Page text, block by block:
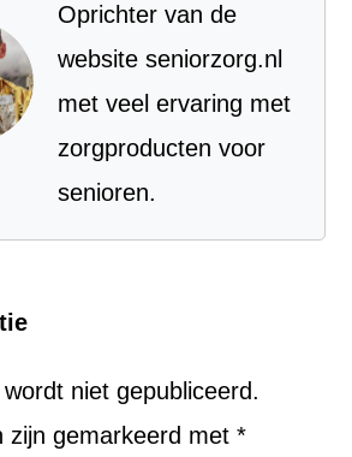
Oprichter van de
website seniorzorg.nl
met veel ervaring met
zorgproducten voor
senioren.
niet gepubliceerd.
zijn gemarkeerd met*